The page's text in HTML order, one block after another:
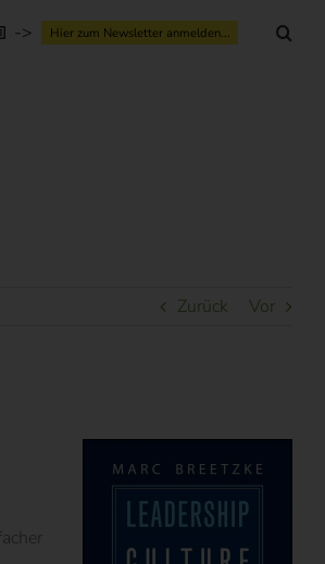
-> Hier zum Newsletter anmelden...
Zurück Vor